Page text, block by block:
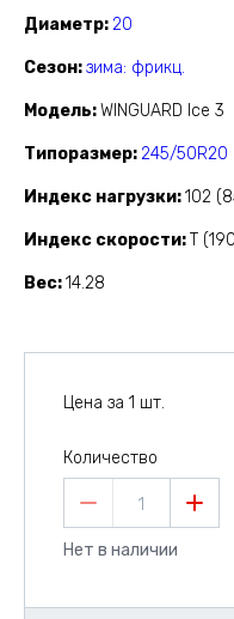
Диаметр 20
Сезон зима: фрикц.
Модель WINGUARD Ice 3
Типоразмер 245/50R20
Индекс нагрузки 102
Индекс скорости T
Вес 14.28
Цена за 1 шт.
Количество
1
Нет в наличии